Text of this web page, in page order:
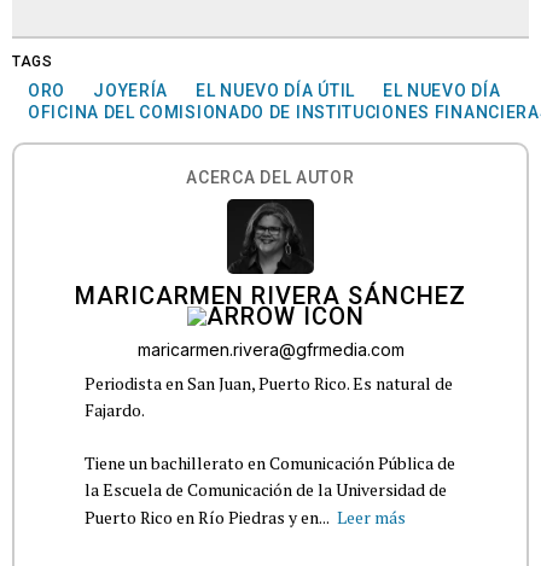
TAGS
ORO JOYERÍA EL NUEVO DÍA ÚTIL
EL NUEVO DÍA
OFICINA DEL COMISIONADO DE INSTITUCIONES
ACERCA DEL AUTOR
MARICARMEN RIVERA SÁNCHEZ
maricarmen.rivera@gfrmedia.com
Periodista en San Juan, Puerto Rico. Es natural de
Fajardo.
Tiene un bachillerato en Comunicación Pública de
la Escuela de Comunicación de la Universidad de
Puerto Rico en Río Piedras y en... Leer más